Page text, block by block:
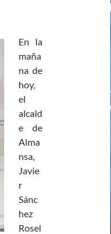
En la
maña
na de
hoy,
el
alcald
e de
Alma
nsa,
Javie
r
Sánc
hez
Rosel